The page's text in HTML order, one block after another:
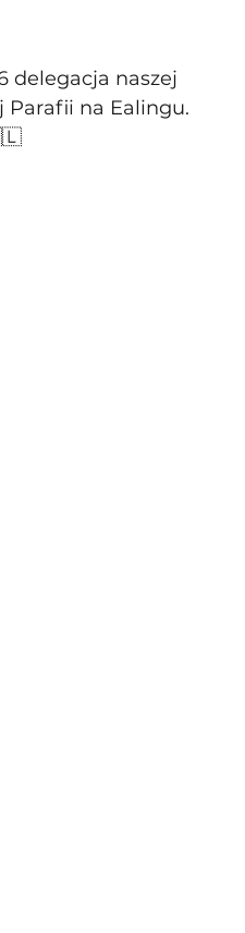
delegacja naszej
Parafii na Ealingu.